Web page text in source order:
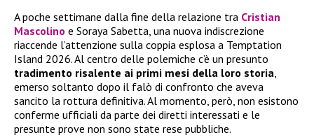
A poche settimane dalla fine della relazione tra Cristian
Mascolino e Soraya Sabetta, una nuova indiscrezione
riaccende l’attenzione sulla coppia esplosa a Temptation
Island 2026. Al centro delle polemiche c’è un presunto
tradimento risalente ai primi mesi della loro storia,
emerso soltanto dopo il falò di confronto che aveva
sancito la rottura definitiva. Al momento, però, non esistono
conferme ufficiali da parte dei diretti interessati e le
presunte prove non sono state rese pubbliche.